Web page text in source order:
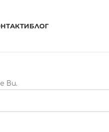
БЛОГ
Ви.